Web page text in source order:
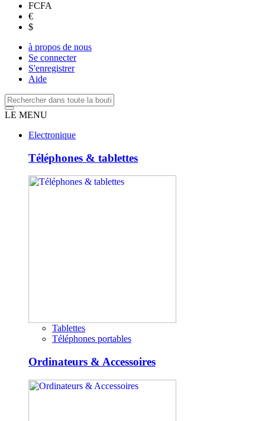
FCFA
€
$
à propos de nous
Se connecter
S'enregistrer
Aide
LE MENU
Electronique
Téléphones & tablettes
Tablettes
Téléphones portables
Ordinateurs & Accessoires